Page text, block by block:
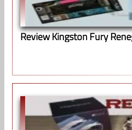
Review Kingston Fury